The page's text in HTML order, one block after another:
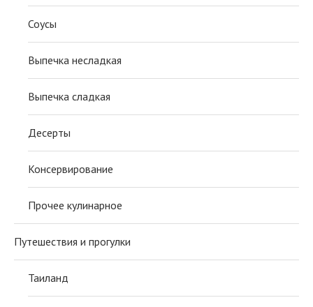
Соусы
Выпечка несладкая
Выпечка сладкая
Десерты
Консервирование
Прочее кулинарное
Путешествия и прогулки
Таиланд